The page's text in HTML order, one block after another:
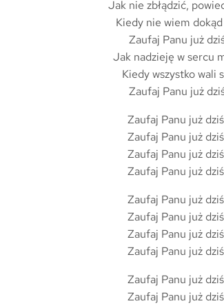
Jak nie zbłądzić,
Kiedy nie wiem
Zaufaj Panu już
Jak nadzieję w sercu
Kiedy wszystko wali
Zaufaj Panu już
Zaufaj Panu już
Zaufaj Panu już
Zaufaj Panu już
Zaufaj Panu już
Zaufaj Panu już
Zaufaj Panu już
Zaufaj Panu już
Zaufaj Panu już
Zaufaj Panu już
Zaufaj Panu już